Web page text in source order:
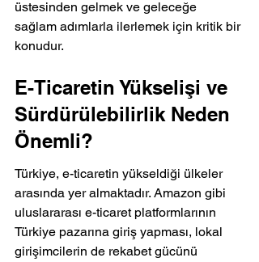
üstesinden gelmek ve geleceğe
sağlam adımlarla ilerlemek için kritik bir
konudur.
E-Ticaretin Yükselişi ve
Sürdürülebilirlik Neden
Önemli?
Türkiye, e-ticaretin yükseldiği ülkeler
arasında yer almaktadır. Amazon gibi
uluslararası e-ticaret platformlarının
Türkiye pazarına giriş yapması, lokal
girişimcilerin de rekabet gücünü